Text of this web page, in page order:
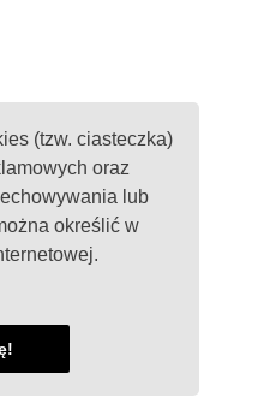
(tzw. ciasteczka)
oraz
lub
określić w